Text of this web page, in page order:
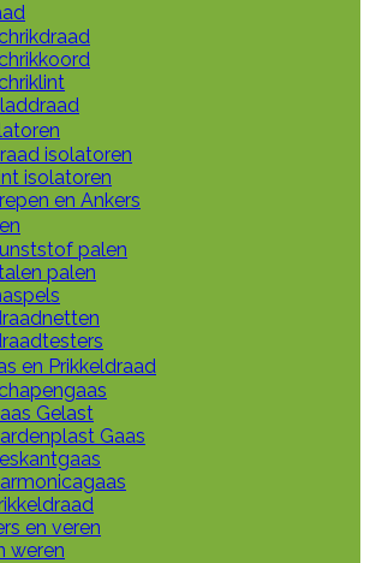
isolatoren
isolatoren
en Ankers
palen
palen
en Prikkeldraad
Gelast
Gaas
en veren
weren